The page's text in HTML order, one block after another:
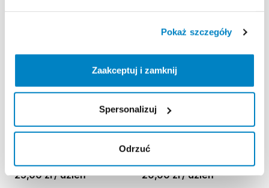
Pokaż szczegóły
Zaakceptuj i zamknij
Spersonalizuj
Odrzuć
rama
Decathlon Rybnik
25,00 zł /dzień
Rakiety
Decathlon Rybnik
20,00 zł /dzień